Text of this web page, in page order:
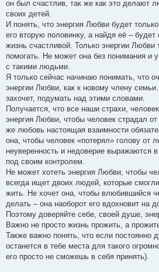
он был счастлив, так же как это делают
своих детей.
И понять, что энергия Любви будет
его вторую половинку, а найдя её – будет
жизнь счастливой. Только энергии
помогать. Не может она без понимания и
с такими людьми.
Я только сейчас начинаю понимать, что
энергии Любви, как к новому члену
захочет, подумать над этими словами.
Получается, что все наши страхи,
энергия Любви, чтобы человек страдал
же любовь настоящая взаимности
она, чтобы человек «потерял» голову от
неуверенность и недоверие выражаются
под своим контролем.
Не может хотеть энергия Любви, чтобы
всегда ищет двоих людей, которые
жить. Не хочет она, чтобы влюбившийся
делать – она наоборот его вдохновит на
Поэтому доверяйте себе, своей душе,
Важно не просто жизнь прожить, а
Также важно понять, что если постоянно
останется в тебе места для такого
его просто не сможешь в себя принять).